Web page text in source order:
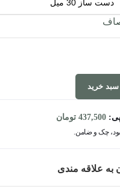
سبد خرید
437,500 تومان
به علاقه مندی